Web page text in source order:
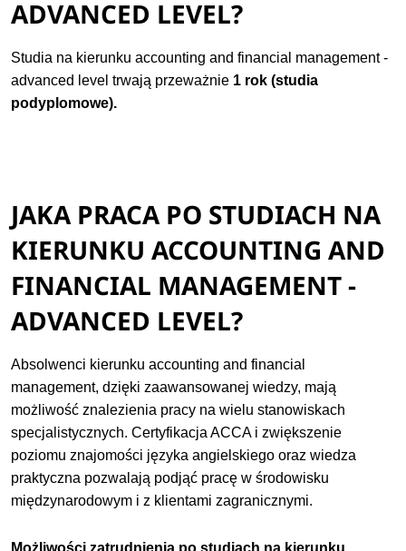
ADVANCED LEVEL?
Studia na kierunku accounting and financial management -
advanced level trwają przeważnie 1 rok (studia
podyplomowe).
JAKA PRACA PO STUDIACH NA
KIERUNKU ACCOUNTING AND
FINANCIAL MANAGEMENT -
ADVANCED LEVEL?
Absolwenci kierunku accounting and financial
management, dzięki zaawansowanej wiedzy, mają
możliwość znalezienia pracy na wielu stanowiskach
specjalistycznych. Certyfikacja ACCA i zwiększenie
poziomu znajomości języka angielskiego oraz wiedza
praktyczna pozwalają podjąć pracę w środowisku
międzynarodowym i z klientami zagranicznymi.
Możliwości zatrudnienia po studiach na kierunku